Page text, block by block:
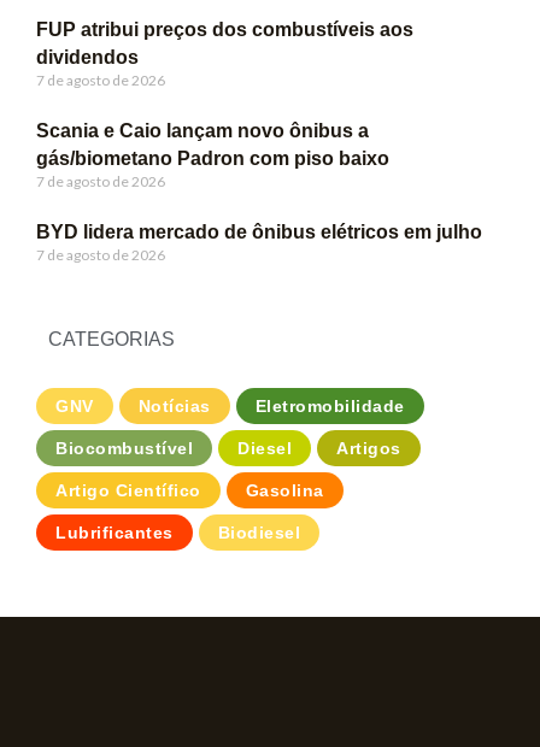
FUP atribui preços dos combustíveis aos
dividendos
7 de agosto de 2026
Scania e Caio lançam novo ônibus a
gás/biometano Padron com piso baixo
7 de agosto de 2026
BYD lidera mercado de ônibus elétricos em julho
7 de agosto de 2026
CATEGORIAS
GNV Notícias Eletromobilidade
Biocombustível Diesel Artigos
Artigo Científico Gasolina
Lubrificantes Biodiesel